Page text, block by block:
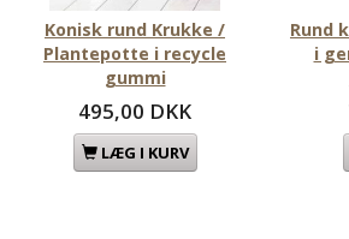
Konisk rund Krukke /
Plantepotte i recycle
gummi
495,00 DKK
LÆG I KURV
Rund
i